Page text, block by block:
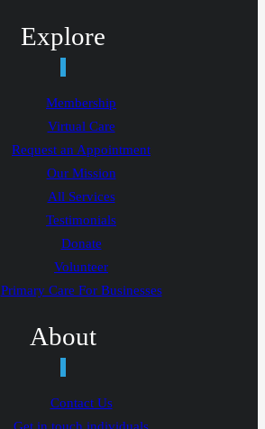
Explore
Membership
Virtual Care
Request an Appointment
Our Mission
All Services
Testimonials
Donate
Volunteer
Primary Care For Businesses
About
Contact Us